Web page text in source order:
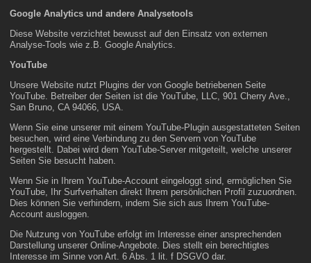
Google Analytics und andere Analysetools
Diese Website verzichtet bewusst auf den Einsatz von externen
Analyse-Tools wie z.B. Google Analytics.
YouTube
Unsere Website nutzt Plugins der von Google betriebenen Seite
YouTube. Betreiber der Seiten ist die YouTube, LLC, 901 Cherry Ave.,
San Bruno, CA 94066, USA.
Wenn Sie eine unserer mit einem YouTube-Plugin ausgestatteten Seiten
besuchen, wird eine Verbindung zu den Servern von YouTube
hergestellt. Dabei wird dem YouTube-Server mitgeteilt, welche unserer
Seiten Sie besucht haben.
Wenn Sie in Ihrem YouTube-Account eingeloggt sind, ermöglichen Sie
YouTube, Ihr Surfverhalten direkt Ihrem persönlichen Profil zuzuordnen.
Dies können Sie verhindern, indem Sie sich aus Ihrem YouTube-
Account ausloggen.
Die Nutzung von YouTube erfolgt im Interesse einer ansprechenden
Darstellung unserer Online-Angebote. Dies stellt ein berechtigtes
Interesse im Sinne von Art. 6 Abs. 1 lit. f DSGVO dar.